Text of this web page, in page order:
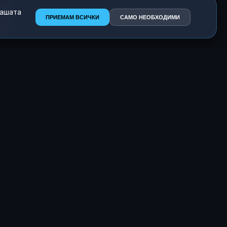
ПРИЕМАМ ВСИЧКИ САМО НЕОБХОДИМИ